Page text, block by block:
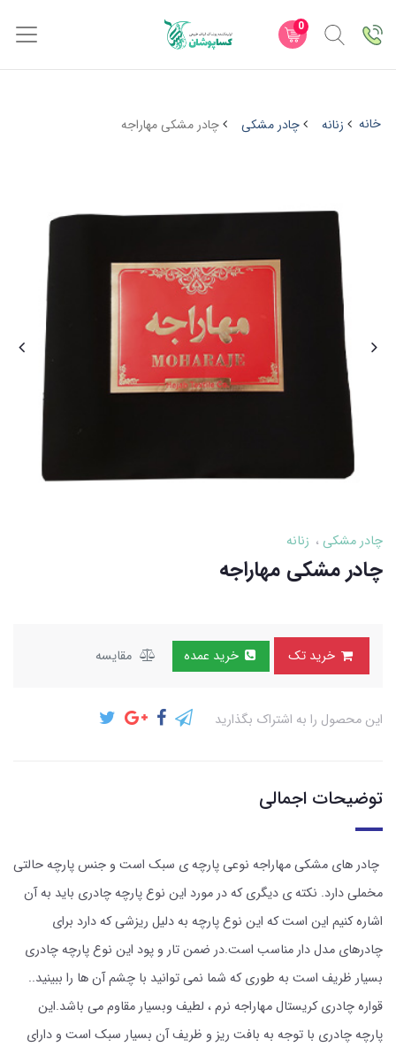
0
خانه زنانه چادر مشکی چادر مشکی مهاراجه
چادر مشکی زنانه
چادر مشکی مهاراجه
خرید تک خرید عمده مقایسه
این محصول را به اشتراک بگذارید
توضیحات اجمالی
چادر های مشکی مهاراجه نوعی پارچه ی سبک است و جنس پارچه حالتی
مخملی دارد. نکته ی دیگری که در مورد این نوع پارچه چادری باید به آن
اشاره کنیم این است که این نوع پارچه به دلیل ریزشی که دارد برای
چادرهای مدل دار مناسب است.در ضمن تار و پود این نوع پارچه چادری
بسیار ظریف است به طوری که شما نمی توانید با چشم آن ها را ببینید..
قواره چادری کریستال مهاراجه نرم ، لطیف وبسیار مقاوم می باشد.این
پارچه چادری با توجه به بافت ریز و ظریف آن بسیار سبک است و دارای